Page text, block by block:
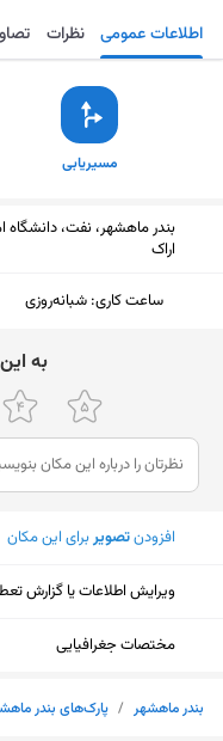
مسیریابی ذخیره اطلاعات عمومی نظرات
مسیریابی
بندر ماهشهر، نفت، دانشگاه
اراک
ساعت کاری: شبانه‌روزی
ﺑﻪ
افزودنتصویربرای این مکان
ویرایش اطلاعات یا گزارش
مختصات جغرافیایی
بندر ماهشهر / پارک‌های بندر